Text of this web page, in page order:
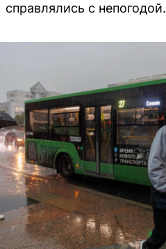
справлялись с непогодой.